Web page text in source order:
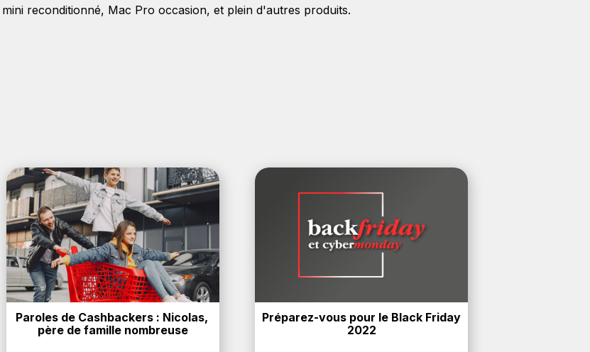
reconditionné, Mac Pro occasion, et plein d'autres produits.
Paroles de Cashbackers : Nicolas,
père de famille nombreuse
Préparez-vous pour le Black Friday
2022